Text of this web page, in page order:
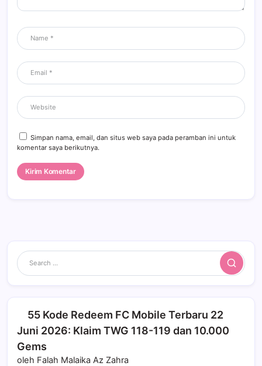
Simpan nama, email, dan situs web saya pada peramban ini untuk
komentar saya berikutnya.
Search
55 Kode Redeem FC Mobile Terbaru 22
Juni 2026: Klaim TWG 118-119 dan 10.000
Gems
oleh Falah Malaika Az Zahra